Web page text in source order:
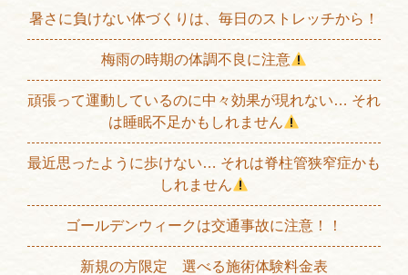
暑さに負けない体づくりは、毎日のストレッチから！
梅雨の時期の体調不良に注意
頑張って運動しているのに中々効果が現れない… それ
は睡眠不足かもしれません
最近思ったように歩けない… それは脊柱管狭窄症かも
しれません
ゴールデンウィークは交通事故に注意！！
新規の方限定 選べる施術体験料金表